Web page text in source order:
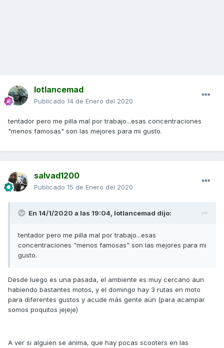
lotlancemad
Publicado 14 de Enero del 2020
tentador pero me pilla mal por trabajo...esas concentraciones
"menos famosas" son las mejores para mi gusto.
salvad1200
Publicado 15 de Enero del 2020
En 14/1/2020 a las 19:04, lotlancemad dijo:
tentador pero me pilla mal por trabajo...esas
concentraciones "menos famosas" son las mejores para mi
gusto.
Desde luego es una pasada, el ambiente es muy cercano aun
habiendo bastantes motos, y el domingo hay 3 rutas en moto
para diferentes gustos y acude más gente aún (para acampar
somos poquitos jejeje)
A ver si alguien se anima, que hay pocas scooters en las